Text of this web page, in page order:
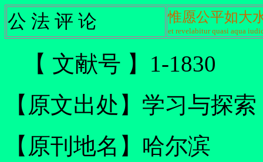
公 法 评 论 惟愿公平如大
et revelabitur quasi aqua
【 文献号 】1-1830
【原文出处】学习与探索
【原刊地名】哈尔滨